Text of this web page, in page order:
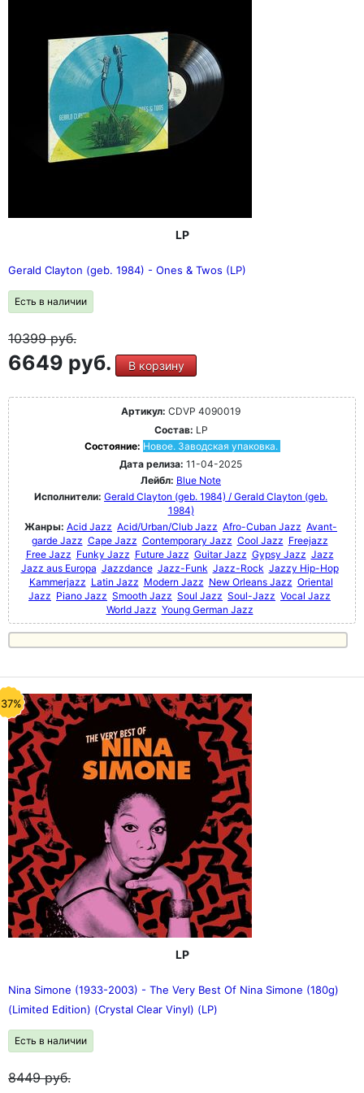
LP
Gerald Clayton (geb. 1984) - Ones & Twos (LP)
Есть в наличии
10399руб.
6649 руб. В корзину
Артикул: CDVP 4090019
Состав: LP
Состояние: Новое. Заводская упаковка.
Дата релиза: 11-04-2025
Лейбл: Blue Note
Исполнители: Gerald Clayton (geb. 1984) / Gerald Clayton (geb.
1984)
Жанры: Acid Jazz Acid/Urban/Club Jazz Afro-Cuban Jazz Avant-
garde Jazz Cape Jazz Contemporary Jazz Cool Jazz Freejazz
Free Jazz Funky Jazz Future Jazz Guitar Jazz Gypsy Jazz Jazz
Jazz aus Europa Jazzdance Jazz-Funk Jazz-Rock Jazzy Hip-Hop
Kammerjazz Latin Jazz Modern Jazz New Orleans Jazz Oriental
Jazz Piano Jazz Smooth Jazz Soul Jazz Soul-Jazz Vocal Jazz
World Jazz Young German Jazz
LP
Nina Simone (1933-2003) - The Very Best Of Nina Simone (180g)
(Limited Edition) (Crystal Clear Vinyl) (LP)
Есть в наличии
8449руб.